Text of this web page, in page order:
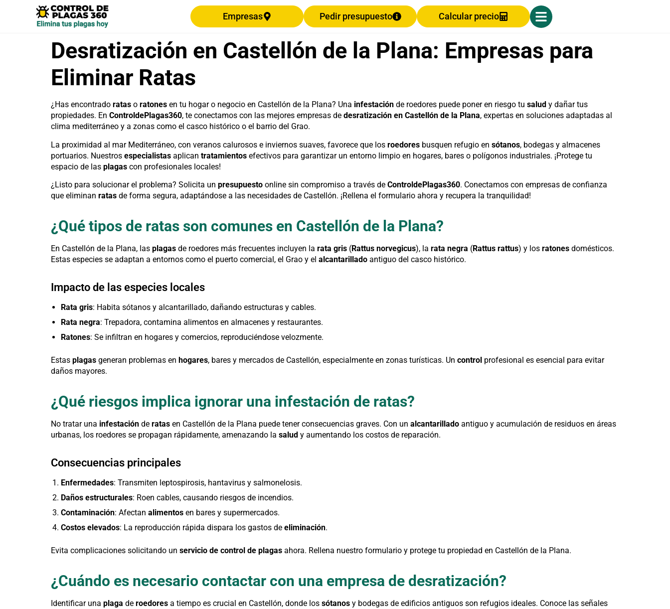
Empresas Pedir presupuesto Calcular precio
Desratización en Castellón de la Plana: Empresas para
Eliminar Ratas
¿Has encontrado ratas o ratones en tu hogar o negocio en Castellón de la Plana? Una infestación de roedores puede poner en riesgo tu salud y dañar tus
propiedades. En ControldePlagas360, te conectamos con las mejores empresas de desratización en Castellón de la Plana, expertas en soluciones adaptadas al
clima mediterráneo y a zonas como el casco histórico o el barrio del Grao.
La proximidad al mar Mediterráneo, con veranos calurosos e inviernos suaves, favorece que los roedores busquen refugio en sótanos, bodegas y almacenes
portuarios. Nuestros especialistas aplican tratamientos efectivos para garantizar un entorno limpio en hogares, bares o polígonos industriales. ¡Protege tu
espacio de las plagas con profesionales locales!
¿Listo para solucionar el problema? Solicita un presupuesto online sin compromiso a través de ControldePlagas360. Conectamos con empresas de confianza
que eliminan ratas de forma segura, adaptándose a las necesidades de Castellón. ¡Rellena el formulario ahora y recupera la tranquilidad!
¿Qué tipos de ratas son comunes en Castellón de la Plana?
En Castellón de la Plana, las plagas de roedores más frecuentes incluyen la rata gris (Rattus norvegicus), la rata negra (Rattus rattus) y los ratones domésticos.
Estas especies se adaptan a entornos como el puerto comercial, el Grao y el alcantarillado antiguo del casco histórico.
Impacto de las especies locales
Rata gris: Habita sótanos y alcantarillado, dañando estructuras y cables.
Rata negra: Trepadora, contamina alimentos en almacenes y restaurantes.
Ratones: Se infiltran en hogares y comercios, reproduciéndose velozmente.
Estas plagas generan problemas en hogares, bares y mercados de Castellón, especialmente en zonas turísticas. Un control profesional es esencial para evitar
daños mayores.
¿Qué riesgos implica ignorar una infestación de ratas?
No tratar una infestación de ratas en Castellón de la Plana puede tener consecuencias graves. Con un alcantarillado antiguo y acumulación de residuos en áreas
urbanas, los roedores se propagan rápidamente, amenazando la salud y aumentando los costos de reparación.
Consecuencias principales
Enfermedades: Transmiten leptospirosis, hantavirus y salmonelosis.
Daños estructurales: Roen cables, causando riesgos de incendios.
Contaminación: Afectan alimentos en bares y supermercados.
Costos elevados: La reproducción rápida dispara los gastos de eliminación.
Evita complicaciones solicitando un servicio de control de plagas ahora. Rellena nuestro formulario y protege tu propiedad en Castellón de la Plana.
¿Cuándo es necesario contactar con una empresa de desratización?
Identificar una plaga de roedores a tiempo es crucial en Castellón, donde los sótanos y bodegas de edificios antiguos son refugios ideales. Conoce las señales